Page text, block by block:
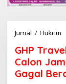
Jurnal / Hukrim
P
T
r
a
GHP
Calon
Gagal